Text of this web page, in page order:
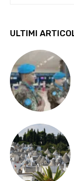
ULTIMI